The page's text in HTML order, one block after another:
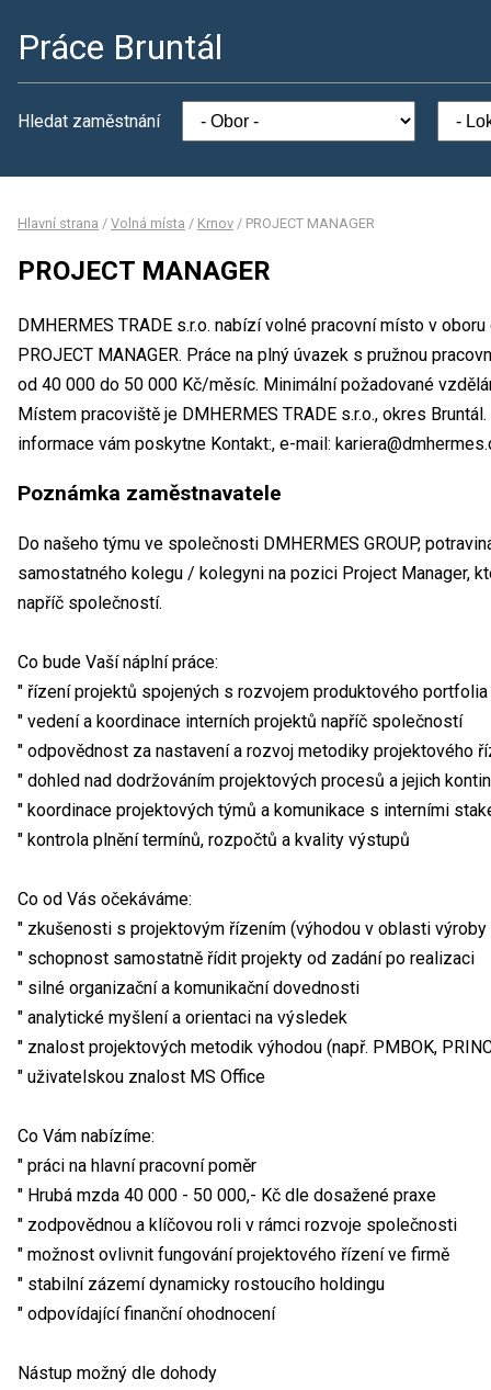
Práce Bruntál
Hledat zaměstnání
Hlavní strana / Volná místa / Krnov / PROJECT MANAGER
PROJECT MANAGER
DMHERMES TRADE s.r.o. nabízí volné pracovní místo v
PROJECT MANAGER. Práce na plný úvazek s pružnou
od 40 000 do 50 000 Kč/měsíc. Minimální požadované
Místem pracoviště je DMHERMES TRADE s.r.o., okres
informace vám poskytne Kontakt:, e-mail:
Poznámka zaměstnavatele
Do našeho týmu ve společnosti DMHERMES GROUP,
samostatného kolegu / kolegyni na pozici Project Manager,
napříč společností.
Co bude Vaší náplní práce:
" řízení projektů spojených s rozvojem produktového
" vedení a koordinace interních projektů napříč společností
" odpovědnost za nastavení a rozvoj metodiky projektového
" dohled nad dodržováním projektových procesů a jejich
" koordinace projektových týmů a komunikace s interními
" kontrola plnění termínů, rozpočtů a kvality výstupů
Co od Vás očekáváme:
" zkušenosti s projektovým řízením (výhodou v oblasti výroby
" schopnost samostatně řídit projekty od zadání po realizaci
" silné organizační a komunikační dovednosti
" analytické myšlení a orientaci na výsledek
" znalost projektových metodik výhodou (např. PMBOK,
" uživatelskou znalost MS Office
Co Vám nabízíme:
" práci na hlavní pracovní poměr
" Hrubá mzda 40 000 - 50 000,- Kč dle dosažené praxe
" zodpovědnou a klíčovou roli v rámci rozvoje společnosti
" možnost ovlivnit fungování projektového řízení ve firmě
" stabilní zázemí dynamicky rostoucího holdingu
" odpovídající finanční ohodnocení
Nástup možný dle dohody